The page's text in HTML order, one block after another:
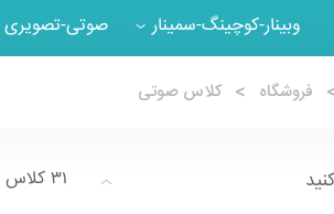
وبینار-کوچینگ-سمینار صوتی-تصویری
فروشگاه کلاس صوتی
۳۱ کلاس صوتی